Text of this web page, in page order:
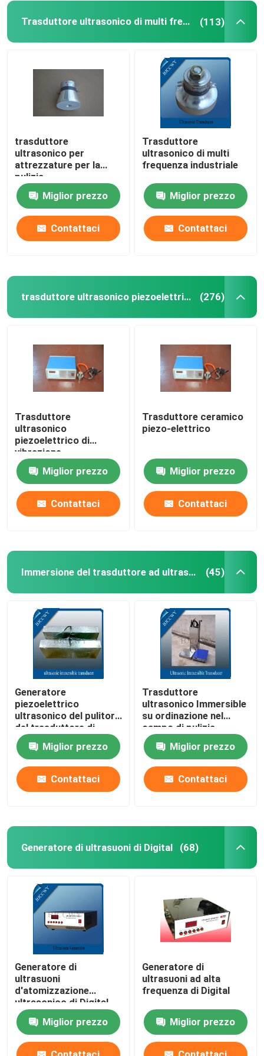
Trasduttore tubolare ultrasonico Trasduttore ultrasonico di multi frequenza (113)
trasduttore
ultrasonico per
attrezzature per la
pulizia
Miglior prezzo
Contattaci
Trasduttore
ultrasonico di multi
frequenza industriale
Miglior prezzo
Contattaci
trasduttore ultrasonico piezoelettrico (276)
Trasduttore
ultrasonico
piezoelettrico di
vibrazione
Miglior prezzo
Contattaci
Trasduttore ceramico
piezo-elettrico
Miglior prezzo
Contattaci
Immersione del trasduttore ad ultrasuoni (45)
Generatore
piezoelettrico
ultrasonico del pulitore
del trasduttore di
biochimica
Miglior prezzo
Contattaci
Trasduttore
ultrasonico Immersible
su ordinazione nel
campo di pulizia
ultrasonica
Miglior prezzo
Contattaci
Generatore di ultrasuoni di Digital (68)
Generatore di
ultrasuoni
d'atomizzazione
ultrasonico di Digital
Miglior prezzo
Generatore di
ultrasuoni ad alta
frequenza di Digital
Miglior prezzo